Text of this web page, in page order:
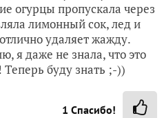
огурцы пропускала через
лимонный сок, лед и
удаляет жажду.
я даже не знала, что это
буду знать ;-))
1 Спасибо!